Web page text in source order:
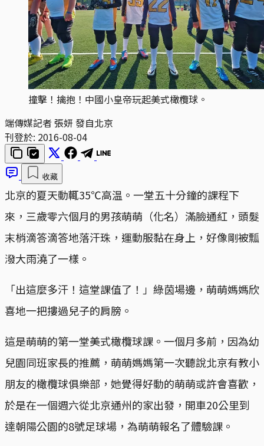
撞擊！擒抱！中國小皇帝玩起美式橄欖球。
端傳媒記者 張妍 發自北京
刊登於: 2016-08-04
收藏
北京的夏天動輒35℃高温。一堂五十分鐘的課程下
來，三歲零六個月的男孩萌萌（化名）滿臉通紅，頭髮
末梢滴答滴答地落汗珠，運動服黏在身上，好像剛被瓢
潑大雨澆了一樣。
「出這麼多汗！這堂課值了！」綠茵場邊，萌萌媽媽欣
喜地一把摟過兒子的肩膀。
這是萌萌的第一堂美式橄欖球課。一個月多前，因為幼
兒園同班家長的推薦，萌萌媽媽第一次聽說北京有教小
朋友的橄欖球俱樂部，她覺得好動的萌萌或許會喜歡，
於是在一個週六從北京通州的家出發，開車20公里到
達朝陽公園的8號足球場，為萌萌報名了體驗課。